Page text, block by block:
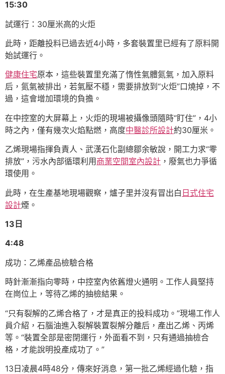
15:30
試運行：30厘米高的火炬
此時，距離投料已過去近4小時，多套裝置里已經有了原料開
始試運行。
健康住宅原本，這些裝置里充滿了惰性氣體氮氣，加入原料
后，氮氣被排出，若氣壓不穩，需要排放到“火炬”口燒掉，不
過，這會增加環境的負擔。
在中控室的大屏幕上，火炬的現場被攝像頭隨時“盯住”，4小
時之內，僅有幾次火焰點燃，高度中醫診所設計約30厘米。
乙烯現場指揮負責人、武漢石化副總鄒余敏說，開工力求“零
排放”，污水內部循環利用 商業空間室內設計 ，廢氣也力爭循
環使用。
此時，在生產基地現場觀察，爐子里并沒有冒出白 日式住宅
設計煙。
13日
4:48
成功：乙烯產品檢驗合格
時針漸漸指向零時，中控室內依舊燈火通明。工作人員堅持
在崗位上，等待乙烯的抽檢結果。
“只有裂解的乙烯合格了，才是真正的投料成功。”現場工作人
員介紹，石腦油進入裂解裝置裂解分離后，產出乙烯、丙烯
等。“裝置全部是密閉運行，外面看不到，只有通過抽檢合
格，才能說明投產成功了。”
13日凌晨4時48分，傳來好消息，第一批乙烯經過化驗，指